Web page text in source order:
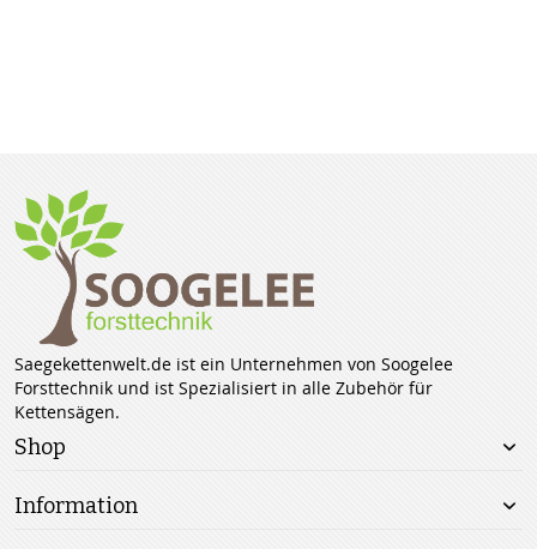
Saegekettenwelt.de ist ein Unternehmen von Soogelee
Forsttechnik und ist Spezialisiert in alle Zubehör für
Kettensägen.
Shop
Information